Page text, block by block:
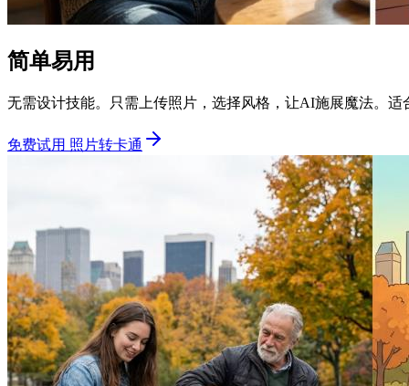
简单易用
无需设计技能。只需上传照片，选择风格，让AI施展魔法。适
免费试用 照片转卡通